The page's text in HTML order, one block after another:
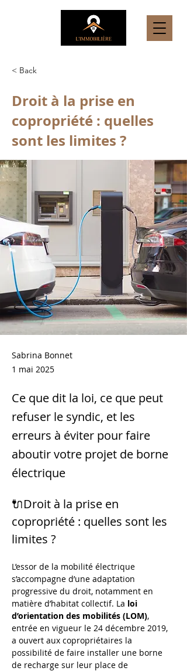
< Back
Droit à la prise en
copropriété : quelles
sont les limites ?
Sabrina Bonnet
1 mai 2025
Ce que dit la loi, ce que peut
refuser le syndic, et les
erreurs à éviter pour faire
aboutir votre projet de borne
électrique
🔌Droit à la prise en
copropriété : quelles sont les
limites ?
L’essor de la mobilité électrique
s’accompagne d’une adaptation
progressive du droit, notamment en
matière d’habitat collectif. La loi
d’orientation des mobilités (LOM),
entrée en vigueur le 24 décembre 2019,
a ouvert aux copropriétaires la
possibilité de faire installer une borne
de recharge sur leur place de